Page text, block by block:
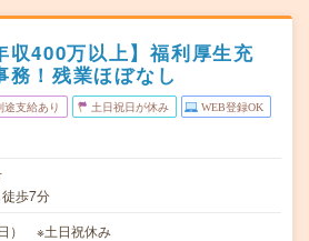
収400万以上】福利厚生充
務！残業ほぼなし
途支給あり 土日祝日が休み WEB登録OK
歩7分
） ※土日祝休み